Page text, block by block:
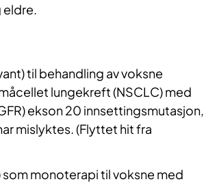
eldre.
til behandling av voksne
lungekreft (NSCLC) med
ekson 20 innsettingsmutasjon,
mislyktes. (Flyttet hit fra
som monoterapi til voksne med